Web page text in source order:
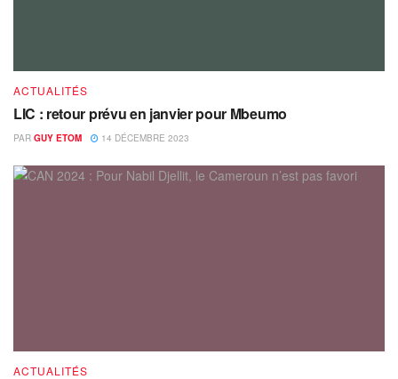
ACTUALITÉS
LIC : retour prévu en janvier pour Mbeumo
PAR GUY ETOM 14 DÉCEMBRE 2023
ACTUALITÉS